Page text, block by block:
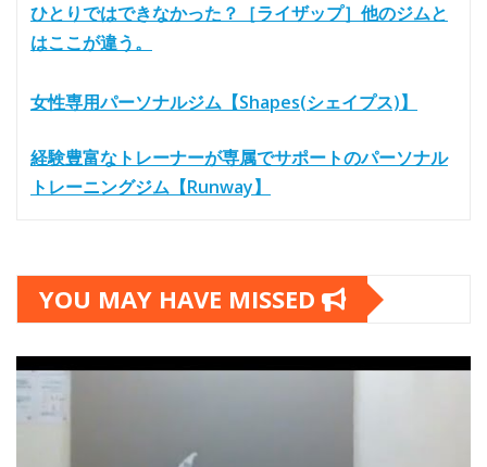
ひとりではできなかった？［ライザップ］他のジムと
はここが違う。
女性専用パーソナルジム【Shapes(シェイプス)】
経験豊富なトレーナーが専属でサポートのパーソナル
トレーニングジム【Runway】
YOU MAY HAVE MISSED